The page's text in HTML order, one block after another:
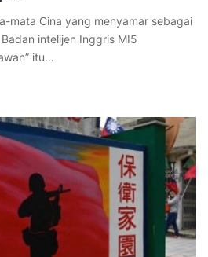
mata Cina yang menyamar sebagai
intelijen Inggris MI5
itu…